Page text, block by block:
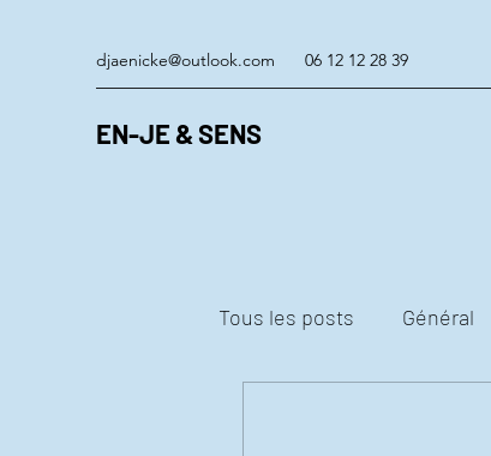
djaenicke@outlook.com 06 12 12 28 39
EN-JE & SENS
Tous les posts Général